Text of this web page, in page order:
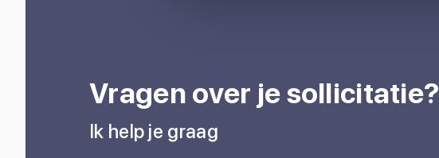
Vragen over je sollicitatie?
Ik help je graag